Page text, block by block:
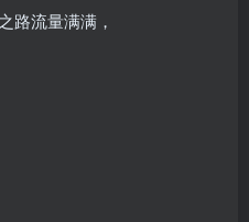
路流量满满，